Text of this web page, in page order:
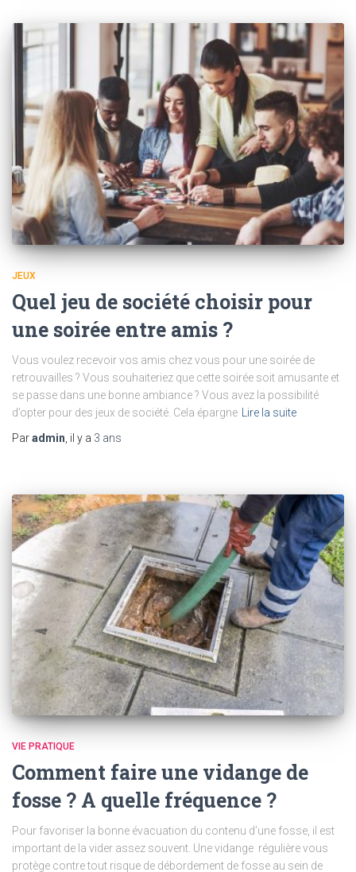
JEUX
Quel jeu de société choisir pour
une soirée entre amis ?
Vous voulez recevoir vos amis chez vous pour une soirée de
retrouvailles ? Vous souhaiteriez que cette soirée soit amusante et
se passe dans une bonne ambiance ? Vous avez la possibilité
d’opter pour des jeux de société. Cela épargne
Lire la suite
Paradmin , il y a 3 ans
VIE PRATIQUE
Comment faire une vidange de
fosse ? A quelle fréquence ?
Pour favoriser la bonne évacuation du contenu d’une fosse, il est
important de la vider assez souvent. Une vidange régulière vous
protège contre tout risque de débordement de fosse au sein de